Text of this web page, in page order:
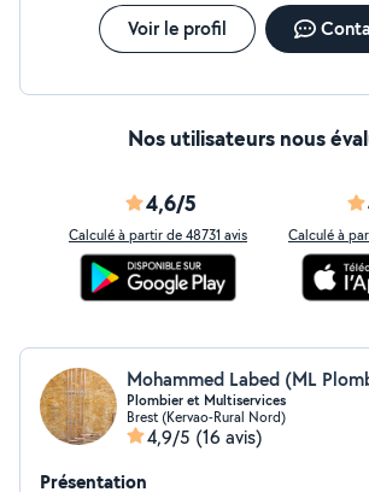
Voir le profil
Nos utilisateurs nous
4,6/5
Calculé à partir de 48731 avis Calculé à
Mohammed Labed (ML
Plombier et Multiservices
Brest (Kervao-Rural Nord)
4,9/5 (16 avis)
Présentation